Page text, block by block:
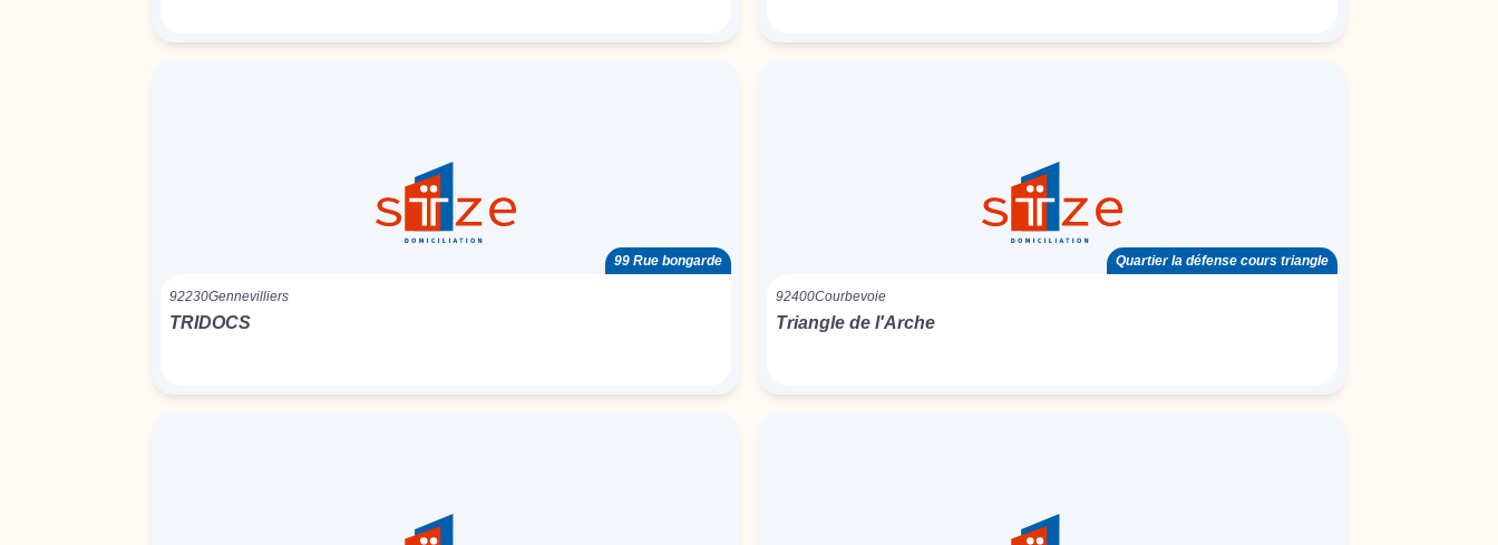
99 Rue bongarde
92230Gennevilliers
TRIDOCS
Quartier la défense cours triangle
92400Courbevoie
Triangle de l'Arche